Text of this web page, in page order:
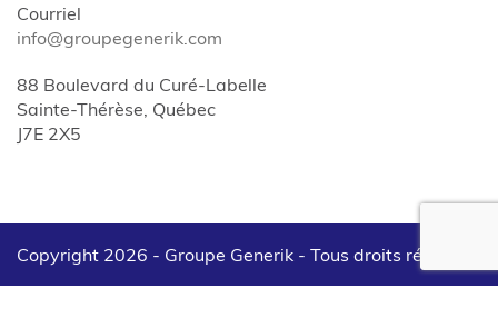
Courriel
info@groupegenerik.com
88 Boulevard du Curé-Labelle
Sainte-Thérèse, Québec
J7E 2X5
Copyright 2026 - Groupe Generik - Tous droits réservés